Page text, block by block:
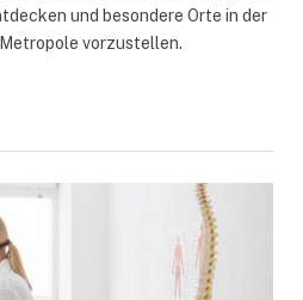
und besondere Orte in der
vorzustellen.